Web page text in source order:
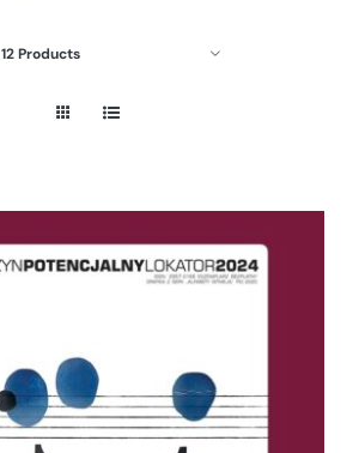
12 Products